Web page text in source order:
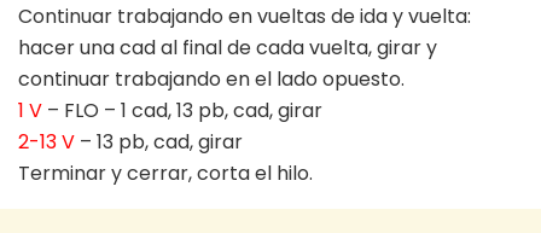
Continuar trabajando en vueltas de ida y vuelta:
hacer una cad al final de cada vuelta, girar y
continuar trabajando en el lado opuesto.
1 V – FLO – 1 cad, 13 pb, cad, girar
2-13 V – 13 pb, cad, girar
Terminar y cerrar, corta el hilo.